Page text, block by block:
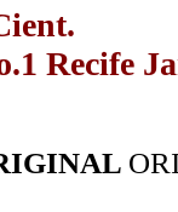
Recife